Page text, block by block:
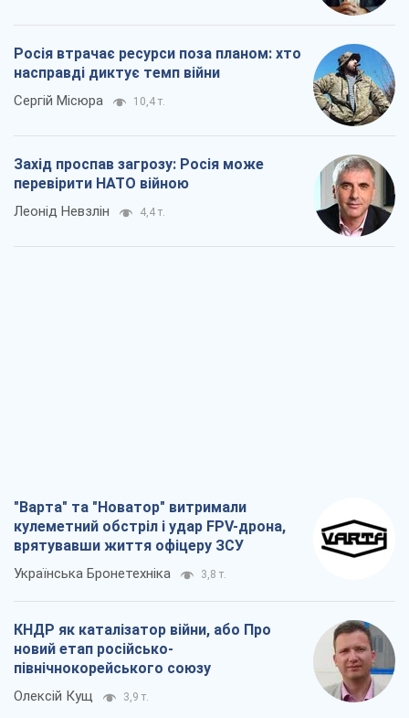
Росія втрачає ресурси поза планом: хто
насправді диктує темп війни
Сергій Місюра 10,4 т.
Захід проспав загрозу: Росія може
перевірити НАТО війною
Леонід Невзлін 4,4 т.
"Варта" та "Новатор" витримали
кулеметний обстріл і удар FPV-дрона,
врятувавши життя офіцеру ЗСУ
Українська Бронетехніка 3,8 т.
КНДР як каталізатор війни, або Про
новий етап російсько-
північнокорейського союзу
Олексій Кущ 3,9 т.